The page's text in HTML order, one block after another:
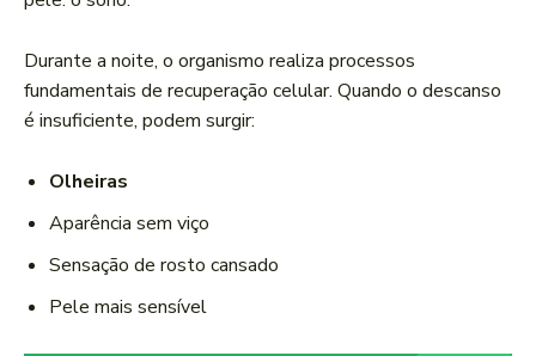
Durante a noite, o organismo realiza processos
fundamentais de recuperação celular. Quando o descanso
é insuficiente, podem surgir:
Olheiras
Aparência sem viço
Sensação de rosto cansado
Pele mais sensível